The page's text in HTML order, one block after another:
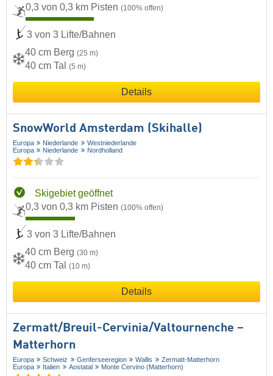
0,3 von 0,3 km Pisten (100% offen)
3 von 3 Lifte/Bahnen
40 cm Berg (25 m)
40 cm Tal (5 m)
Details
SnowWorld Amsterdam (Skihalle)
Europa Niederlande
Westniederlande
Europa
Niederlande Nordholland
Skigebiet geöffnet
0,3 von 0,3 km Pisten (100% offen)
3 von 3 Lifte/Bahnen
40 cm Berg (30 m)
40 cm Tal (10 m)
Details
Zermatt/​Breuil-Cervinia/​Valtournenche –
Matterhorn
Europa Schweiz Genferseeregion Wallis
Zermatt-Matterhorn
Europa
Italien Aostatal Monte Cervino (Matterhorn)